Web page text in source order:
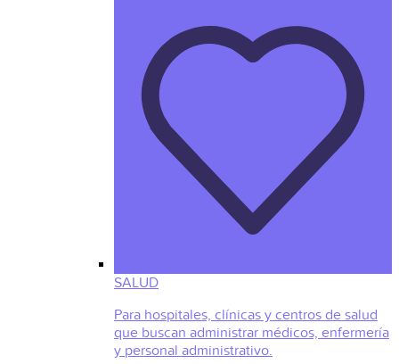
SALUD
Para hospitales, clínicas y centros de salud
que buscan administrar médicos, enfermería
y personal administrativo.